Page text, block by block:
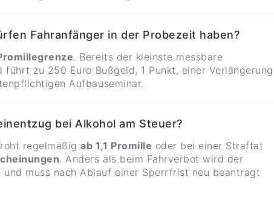
Fahranfänger in der Probezeit haben?
. Bereits der kleinste messbare
zu 250 Euro Bußgeld, 1 Punkt, einer Verlängerung
Aufbauseminar.
bei Alkohol am Steuer?
regelmäßigab 1,1 Promille oder bei einer Straftat
. Anders als beim Fahrverbot wird der
und muss nach Ablauf einer Sperrfrist neu beantragt